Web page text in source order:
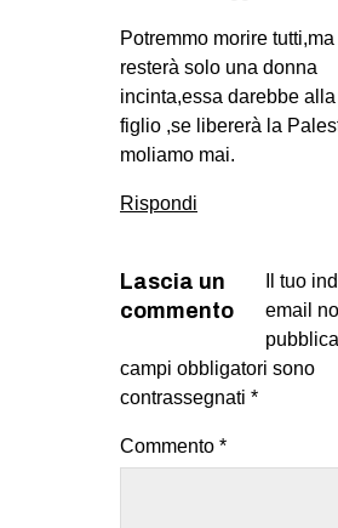
Potremmo morire
resterà solo una donna
incinta,essa darebbe
figlio ,se libererà la
moliamo mai.
Rispondi
Lascia un
commento
Il tuo
email
campi obbligatori sono
contrassegnati *
Commento *